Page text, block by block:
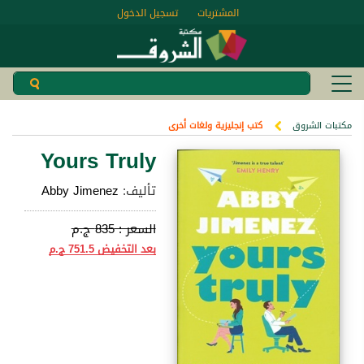
تسجيل الدخول المشتريات
مكتبات الشروق كتب إنجليزية ولغات أخرى
Yours Truly
تأليف: Abby Jimenez
السعر :835 ج.م
بعد التخفيض751.5 ج.م